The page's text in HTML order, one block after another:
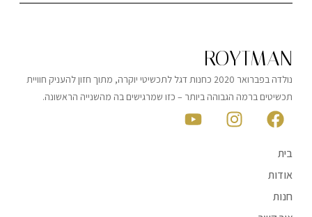
ROYTMAN
נולדה בפברואר 2020 כחנות דגל לתכשיטי יוקרה, מתוך חזון להעניק חוויית
תכשיטים ברמה הגבוהה ביותר – כזו שמרגישים בה מהשנייה הראשונה.
בית
אודות
חנות